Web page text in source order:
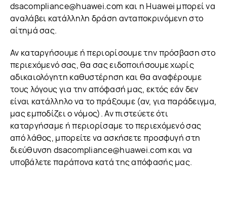
dsacompliance@huawei.com και η Huawei μπορεί να
αναλάβει κατάλληλη δράση ανταποκρινόμενη στο
αίτημά σας.
Αν καταργήσουμε ή περιορίσουμε την πρόσβαση στο
περιεχόμενό σας, θα σας ειδοποιήσουμε χωρίς
αδικαιολόγητη καθυστέρηση και θα αναφέρουμε
τους λόγους για την απόφασή μας, εκτός εάν δεν
είναι κατάλληλο να το πράξουμε (αν, για παράδειγμα,
μας εμποδίζει ο νόμος). Αν πιστεύετε ότι
καταργήσαμε ή περιορίσαμε το περιεχόμενό σας
από λάθος, μπορείτε να ασκήσετε προσφυγή στη
διεύθυνση dsacompliance@huawei.com και να
υποβάλετε παράπονα κατά της απόφασής μας.